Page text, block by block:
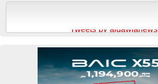
Tweets by aldawlanews